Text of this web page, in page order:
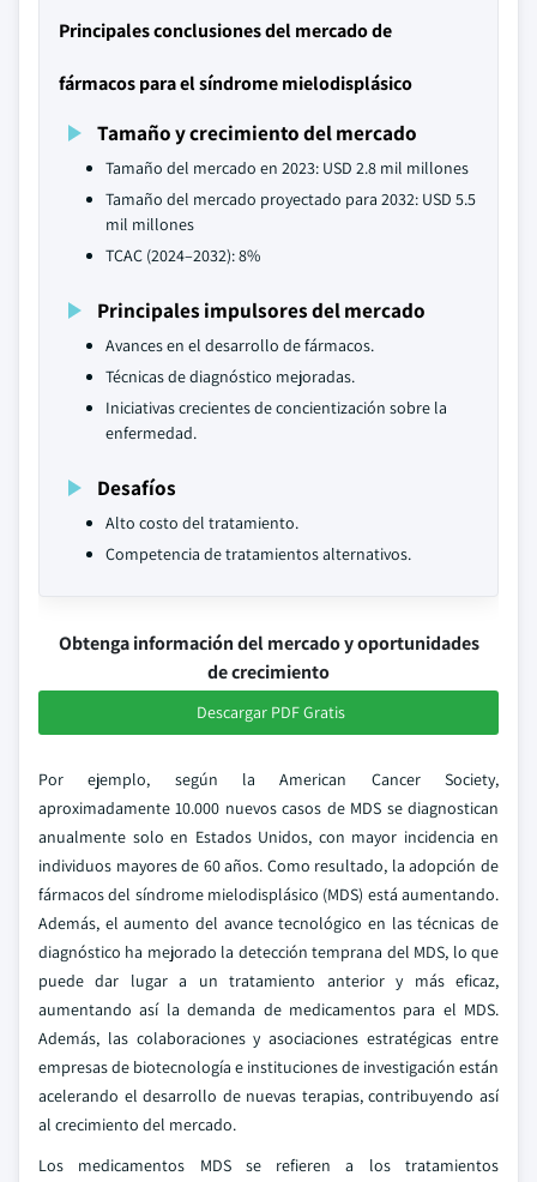
Principales conclusiones del mercado de
fármacos para el síndrome mielodisplásico
Tamaño y crecimiento del mercado
Tamaño del mercado en 2023: USD 2.8 mil millones
Tamaño del mercado proyectado para 2032: USD 5.5
mil millones
TCAC (2024–2032): 8%
Principales impulsores del mercado
Avances en el desarrollo de fármacos.
Técnicas de diagnóstico mejoradas.
Iniciativas crecientes de concientización sobre la
enfermedad.
Desafíos
Alto costo del tratamiento.
Competencia de tratamientos alternativos.
Obtenga información del mercado y oportunidades
de crecimiento
Descargar PDF Gratis
Por ejemplo, según la American Cancer Society,
aproximadamente 10.000 nuevos casos de MDS se diagnostican
anualmente solo en Estados Unidos, con mayor incidencia en
individuos mayores de 60 años. Como resultado, la adopción de
fármacos del síndrome mielodisplásico (MDS) está aumentando.
Además, el aumento del avance tecnológico en las técnicas de
diagnóstico ha mejorado la detección temprana del MDS, lo que
puede dar lugar a un tratamiento anterior y más eficaz,
aumentando así la demanda de medicamentos para el MDS.
Además, las colaboraciones y asociaciones estratégicas entre
empresas de biotecnología e instituciones de investigación están
acelerando el desarrollo de nuevas terapias, contribuyendo así
al crecimiento del mercado.
Los medicamentos MDS se refieren a los tratamientos